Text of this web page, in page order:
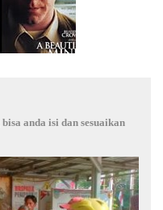
anda isi dan sesuaikan